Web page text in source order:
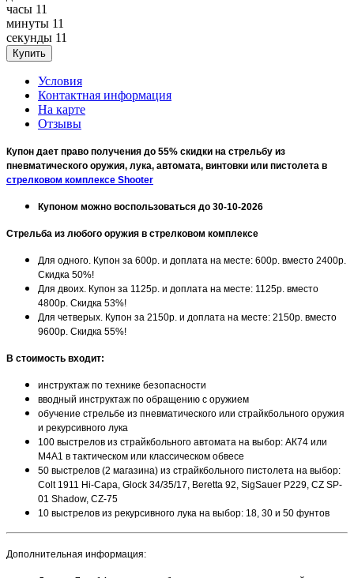
часы 11
минуты 11
секунды 11
Условия
Контактная информация
На карте
Отзывы
Купон дает право получения до 55% скидки на стрельбу из
пневматического оружия, лука, автомата, винтовки или пистолета в
стрелковом комплексе Shooter
Купоном можно воспользоваться до 30-10-2026
Стрельба из любого оружия в стрелковом комплексе
Для одного. Купон за 600р. и доплата на месте: 600р. вместо 2400р.
Скидка 50%!
Для двоих. Купон за 1125р. и доплата на месте: 1125р. вместо
4800р. Скидка 53%!
Для четверых. Купон за 2150р. и доплата на месте: 2150р. вместо
9600р. Скидка 55%!
В стоимость входит:
инструктаж по технике безопасности
вводный инструктаж по обращению с оружием
обучение стрельбе из пневматического или страйкбольного оружия
и рекурсивного лука
100 выстрелов из страйкбольного автомата на выбор: АК74 или
М4A1 в тактическом или классическом обвесе
50 выстрелов (2 магазина) из страйкбольного пистолета на выбор:
Colt 1911 Hi-Capa, Glock 34/35/17, Beretta 92, SigSauer P229, CZ SP-
01 Shadow, CZ-75
10 выстрелов из рекурсивного лука на выбор: 18, 30 и 50 фунтов
Дополнительная информация: